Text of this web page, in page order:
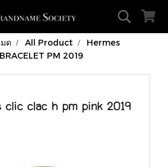
ด All Product
Hermes
PM 2019